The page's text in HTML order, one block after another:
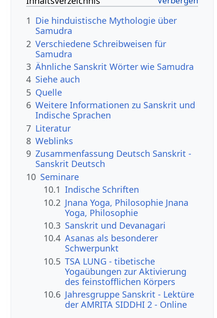
1 Die hinduistische Mythologie über
Samudra
2 Verschiedene Schreibweisen für
Samudra
3 Ähnliche Sanskrit Wörter wie Samudra
4 Siehe auch
5 Quelle
6 Weitere Informationen zu Sanskrit und
Indische Sprachen
7 Literatur
8 Weblinks
9 Zusammenfassung Deutsch Sanskrit -
Sanskrit Deutsch
10 Seminare
10.1 Indische Schriften
10.2 Jnana Yoga, Philosophie Jnana
Yoga, Philosophie
10.3 Sanskrit und Devanagari
10.4 Asanas als besonderer
Schwerpunkt
10.5 TSA LUNG - tibetische
Yogaübungen zur Aktivierung
des feinstofflichen Körpers
10.6 Jahresgruppe Sanskrit - Lektüre
der AMRITA SIDDHI 2 - Online